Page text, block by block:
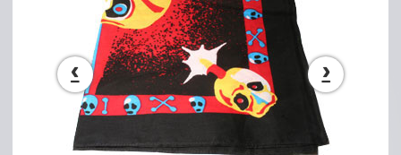
‹ ›